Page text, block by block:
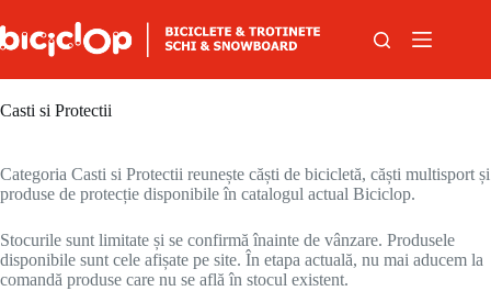
Casti si Protectii
Categoria Casti si Protectii reunește căști de bicicletă, căști multisport și
produse de protecție disponibile în catalogul actual Biciclop.
Stocurile sunt limitate și se confirmă înainte de vânzare. Produsele
disponibile sunt cele afișate pe site. În etapa actuală, nu mai aducem la
comandă produse care nu se află în stocul existent.